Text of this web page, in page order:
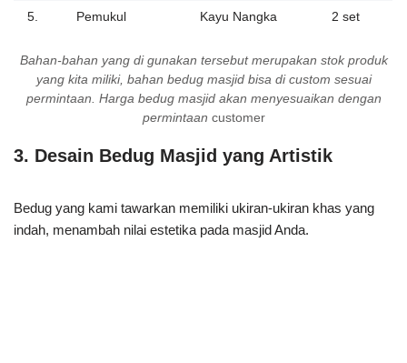
5. Pemukul Kayu Nangka 2 set
Bahan-bahan yang di gunakan tersebut merupakan stok produk
yang kita miliki, bahan bedug masjid bisa di custom sesuai
permintaan. Harga bedug masjid akan menyesuaikan dengan
permintaan customer
3. Desain Bedug Masjid yang Artistik
Bedug yang kami tawarkan memiliki ukiran-ukiran khas yang
indah, menambah nilai estetika pada masjid Anda.